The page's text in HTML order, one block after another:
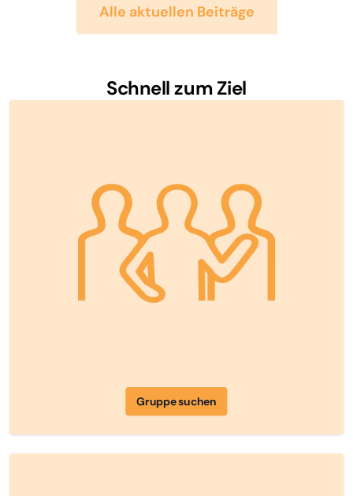
Alle aktuellen Beiträge
Schnell zum Ziel
Gruppe suchen